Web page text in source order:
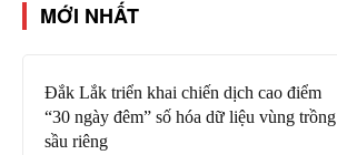
MỚI NHẤT
Đắk Lắk triển khai chiến dịch cao điểm
“30 ngày đêm” số hóa dữ liệu vùng trồng
sầu riêng